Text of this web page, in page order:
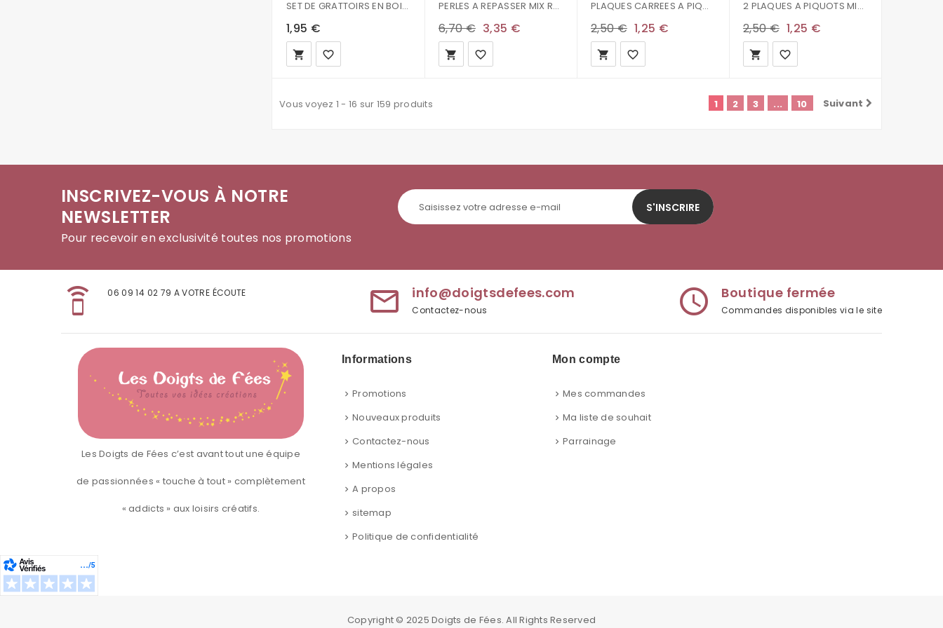
SET DE GRATTOIRS EN BOIS X3 500046
1,95 €
local_grocery_store favorite_border
PERLES A REPASSER MIX ROSE ORANGE
6,70 € 3,35 €
local_grocery_store favorite_border
PLAQUES CARREES A PIQUOTS DECALES POUR PERLES A REPASSER
2,50 € 1,25 €
local_grocery_store favorite_border
2 PLAQUES A PIQUOTS MINI POUR PERLES A REPASSER
2,50 € 1,25 €
local_grocery_store favorite_border
1 2 3 ... 10 Suivant
Vous voyez 1 - 16 sur 159 produits
INSCRIVEZ-VOUS À NOTRE
NEWSLETTER
Pour recevoir en exclusivité toutes nos promotions
S'INSCRIRE
speaker_phone 06 09 14 02 79 A VOTRE ÉCOUTE mail_outline info@doigtsdefees.com
Contactez-nous access_time Boutique fermée
Commandes disponibles via le site
Les Doigts de Fées c’est avant tout une équipe
de passionnées « touche à tout » complètement
« addicts » aux loisirs créatifs.
Informations
Promotions
Nouveaux produits
Contactez-nous
Mentions légales
A propos
sitemap
Politique de confidentialité
Mon compte
Mes commandes
Ma liste de souhait
Parrainage
Copyright © 2025Doigts de Fées. All Rights Reserved